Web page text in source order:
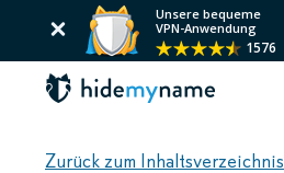
Unsere bequeme
VPN-Anwendung
1576
Zurück zum Inhaltsverzeichnis